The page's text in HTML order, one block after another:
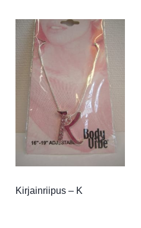
Kirjainriipus – K